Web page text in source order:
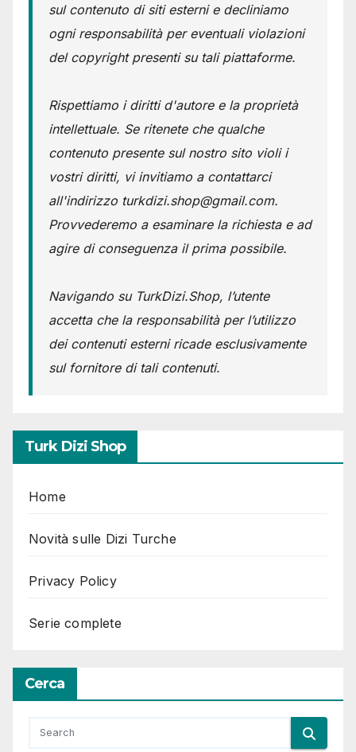
sul contenuto di siti esterni e decliniamo
ogni responsabilità per eventuali violazioni
del copyright presenti su tali piattaforme.
Rispettiamo i diritti d'autore e la proprietà
intellettuale. Se ritenete che qualche
contenuto presente sul nostro sito violi i
vostri diritti, vi invitiamo a contattarci
all'indirizzo turkdizi.shop@gmail.com.
Provvederemo a esaminare la richiesta e ad
agire di conseguenza il prima possibile.
Navigando su TurkDizi.Shop, l’utente
accetta che la responsabilità per l’utilizzo
dei contenuti esterni ricade esclusivamente
sul fornitore di tali contenuti.
Turk Dizi Shop
Home
Novità sulle Dizi Turche
Privacy Policy
Serie complete
Cerca